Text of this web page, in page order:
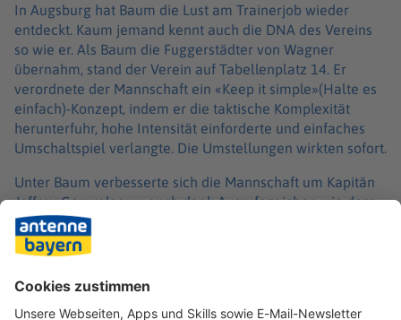
In Augsburg hat Baum die Lust am Trainerjob wieder
entdeckt. Kaum jemand kennt auch die DNA des Vereins
so wie er. Als Baum die Fuggerstädter von Wagner
übernahm, stand der Verein auf Tabellenplatz 14. Er
verordnete der Mannschaft ein «Keep it simple»(Halte es
einfach)-Konzept, indem er die taktische Komplexität
herunterfuhr, hohe Intensität einforderte und einfaches
Umschaltspiel verlangte. Die Umstellungen wirkten sofort.
Unter Baum verbesserte sich die Mannschaft um Kapitän
Jeffrey Gouweleeuw auch dank Ausrufezeichen wie dem
2:1 am 19. Spieltag bei Meister FC Bayern München. Früh
waren die Schwaben gerettet und bestreiten in der
kommenden Saison ihre 16. Spielzeit in der Bundesliga.
Baum muss nun allerdings künftig die gestiegene